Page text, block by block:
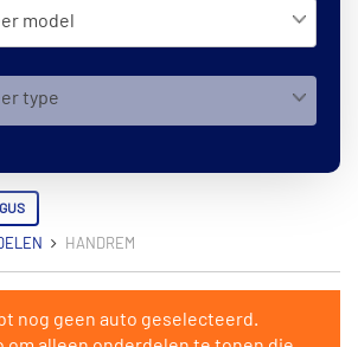
model
type
HANDREM
nog geen auto geselecteerd.